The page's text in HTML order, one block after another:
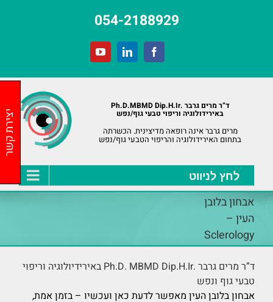
054-2188929
Facebook
LinkedIn
YouTube
ד”ר מרים גרבר .Ph.D.MBMD Dip.H.Ir
באירידולוגיה וריפוי טבעי גוף/נפש
מרים גרבר אינה רופאה מדיצינית. הכשרתה
בתחום האירידולוגיה והריפוי הטבעי גוף/נפש
אבחון בלובן
העין –
Sclerology
ד”ר מרים גרבר .Ph.D. MBMD Dip.H.Ir באירידיולוגיה וריפוי
טבעי גוף ונפש
אבחון בלובן העין מאפשר לדעת כאן ועכשיו – בזמן אמת,
יצירת קשר